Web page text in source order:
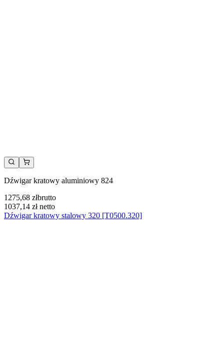
Dźwigar kratowy aluminiowy 824
1275,68 złbrutto
1037,14 zł netto
Dźwigar kratowy stalowy 320 [T0500.320]